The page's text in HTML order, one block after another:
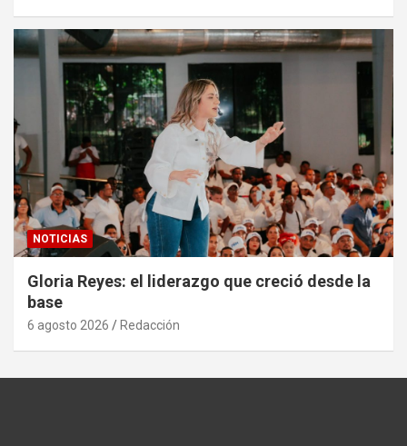
NOTICIAS
Gloria Reyes: el liderazgo que creció desde la
base
6 agosto 2026 Redacción